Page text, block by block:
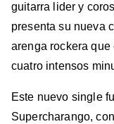
guitarra lider y
presenta su nueva
arenga rockera
cuatro intensos
Este nuevo single
Supercharango,